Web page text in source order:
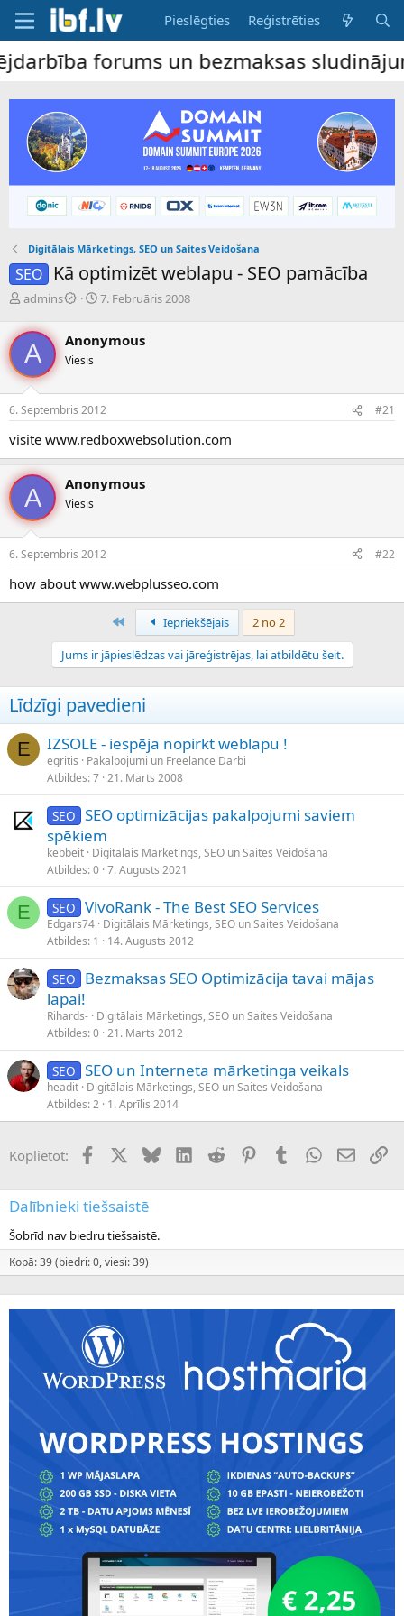
Pieslēgties Reģistrēties
forums un bezmaksas sludinājumu
Digitālais Mārketings, SEO un Saites Veidošana
SEO Kā optimizēt weblapu - SEO pamācība
P
v
d
i
e
n
u
z
s
ā
c
ē
j
s
admins
S
u
d
a
u
m
7. Februāris 2008
A Anonymous
Viesis
6. Septembris 2012 #21
visite www.redboxwebsolution.com
A Anonymous
Viesis
6. Septembris 2012 #22
how about www.webplusseo.com
PirmaisIepriekšējais
2 no 2
Jums ir jāpieslēdzas vai jāreģistrējas, lai atbildētu šeit.
Līdzīgi pavedieni
E IZSOLE - iespēja nopirkt weblapu !
egritis
Pakalpojumi un Freelance Darbi
Atbildes 7 21. Marts 2008
SEO SEO optimizācijas pakalpojumi saviem
spēkiem
kebbeit Digitālais Mārketings, SEO un Saites Veidošana
Atbildes 0 7. Augusts 2021
E SEO VivoRank - The Best SEO Services
Edgars74 Digitālais Mārketings, SEO un Saites Veidošana
Atbildes 1 14. Augusts 2012
SEO
Bezmaksas SEO Optimizācija tavai mājas
lapai!
Rihards- Digitālais Mārketings, SEO un Saites Veidošana
Atbildes 0 21. Marts 2012
SEO SEO un Interneta mārketinga veikals
headit Digitālais Mārketings, SEO un Saites Veidošana
Atbildes 2 1. Aprīlis 2014
Koplietot: FacebookX (Twitter)
BlueskyLinkedInReddit PinterestTumblrWhatsApp
E-pasts
Dalībnieki tiešsaistē
Šobrīd nav biedru tiešsaistē.
Kopā: 39 (biedri: 0, viesi: 39)